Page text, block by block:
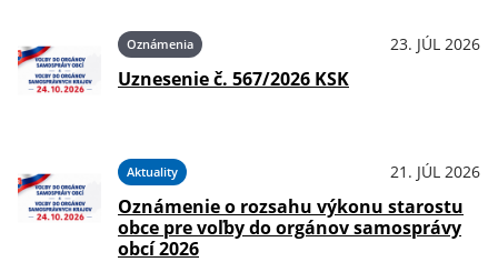
Oznámenia 23. JÚL 2026
Uznesenie č. 567/2026 KSK
Aktuality 21. JÚL 2026
Oznámenie o rozsahu výkonu starostu
obce pre voľby do orgánov samosprávy
obcí 2026